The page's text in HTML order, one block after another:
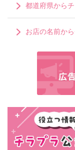
都道府県から
お店の名前か